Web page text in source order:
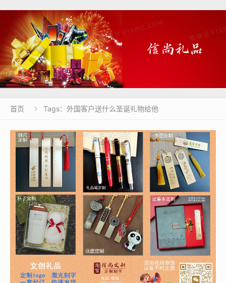
首页  Tags：外国客户送什么圣诞礼物给他